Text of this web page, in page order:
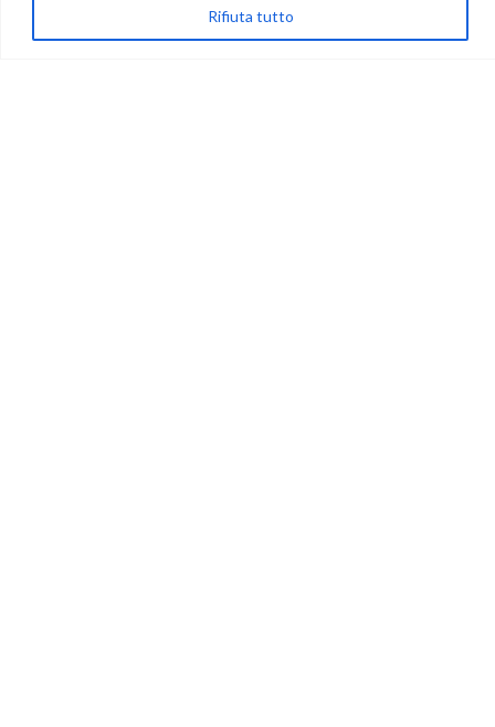
Rifiuta tutto
info@ideepercreare.it